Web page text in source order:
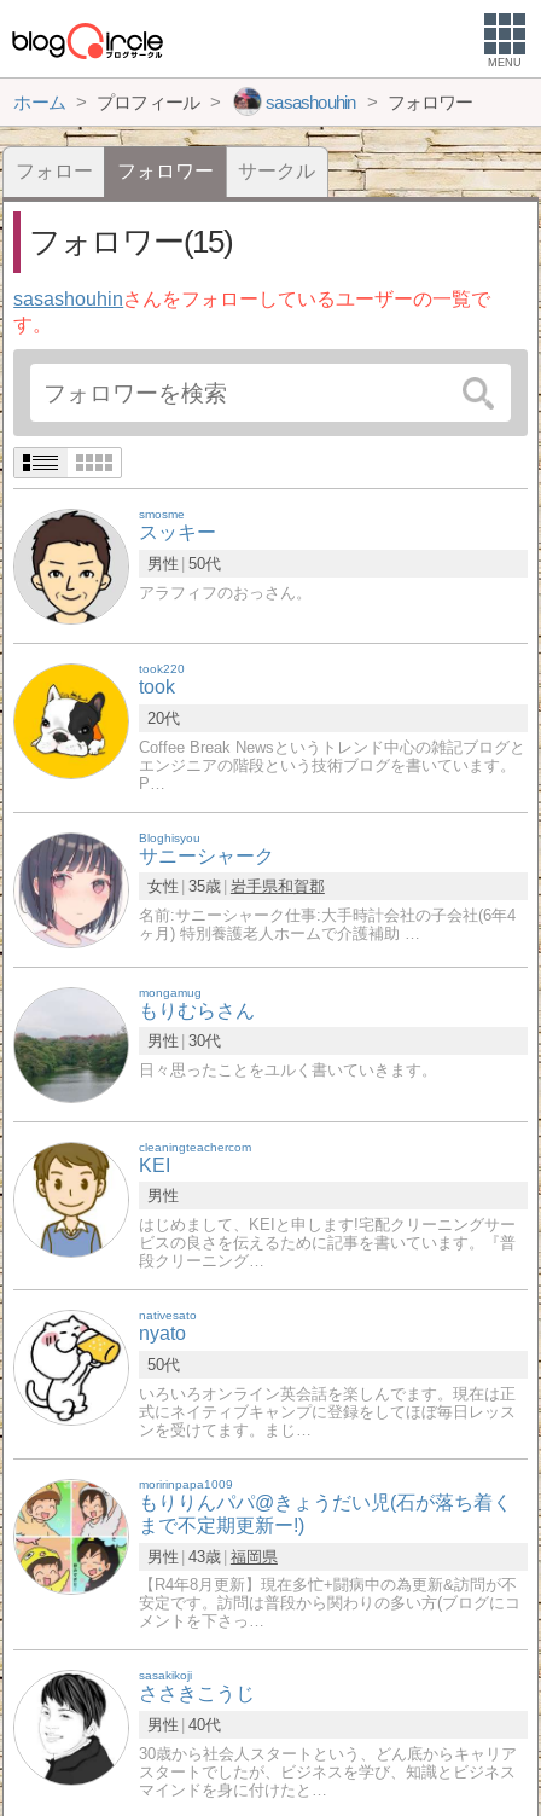
MENU
ホーム プロフィール sasashouhin フォロワー
フォロー フォロワー サークル
フォロワー(15)
sasashouhinさんをフォローしているユーザーの一覧で
す。
smosme
スッキー
男性 50代
アラフィフのおっさん。
took220
took
20代
Coffee Break Newsというトレンド中心の雑記ブログと
エンジニアの階段という技術ブログを書いています。
P…
Bloghisyou
サニーシャーク
女性 35歳 岩手県和賀郡
名前:サニーシャーク仕事:大手時計会社の子会社(6年4
ヶ月) 特別養護老人ホームで介護補助 …
mongamug
もりむらさん
男性 30代
日々思ったことをユルく書いていきます。
cleaningteachercom
KEI
男性
はじめまして、KEIと申します!宅配クリーニングサー
ビスの良さを伝えるために記事を書いています。『普
段クリーニング…
nativesato
nyato
50代
いろいろオンライン英会話を楽しんでます。現在は正
式にネイティブキャンプに登録をしてほぼ毎日レッス
ンを受けてます。まじ…
moririnpapa1009
もりりんパパ@きょうだい児(石が落ち着く
まで不定期更新ー!)
男性 43歳 福岡県
【R4年8月更新】現在多忙+闘病中の為更新&訪問が不
安定です。訪問は普段から関わりの多い方(ブログにコ
メントを下さっ…
sasakikoji
ささきこうじ
男性 40代
30歳から社会人スタートという、どん底からキャリア
スタートでしたが、ビジネスを学び、知識とビジネス
マインドを身に付けたと…